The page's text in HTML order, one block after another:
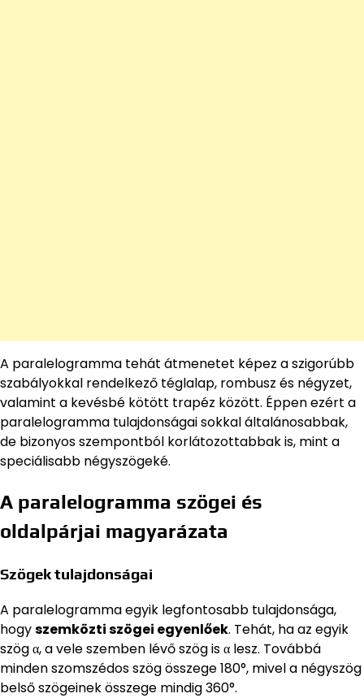
A paralelogramma tehát átmenetet képez a szigorúbb
szabályokkal rendelkező téglalap, rombusz és négyzet,
valamint a kevésbé kötött trapéz között. Éppen ezért a
paralelogramma tulajdonságai sokkal általánosabbak,
de bizonyos szempontból korlátozottabbak is, mint a
speciálisabb négyszögeké.
A paralelogramma szögei és
oldalpárjai magyarázata
Szögek tulajdonságai
A paralelogramma egyik legfontosabb tulajdonsága,
hogyszemközti szögei egyenlőek. Tehát, ha az egyik
szög α, a vele szemben lévő szög is α lesz. Továbbá
minden szomszédos szög összege 180°, mivel a négyszög
belső szögeinek összege mindig 360°.